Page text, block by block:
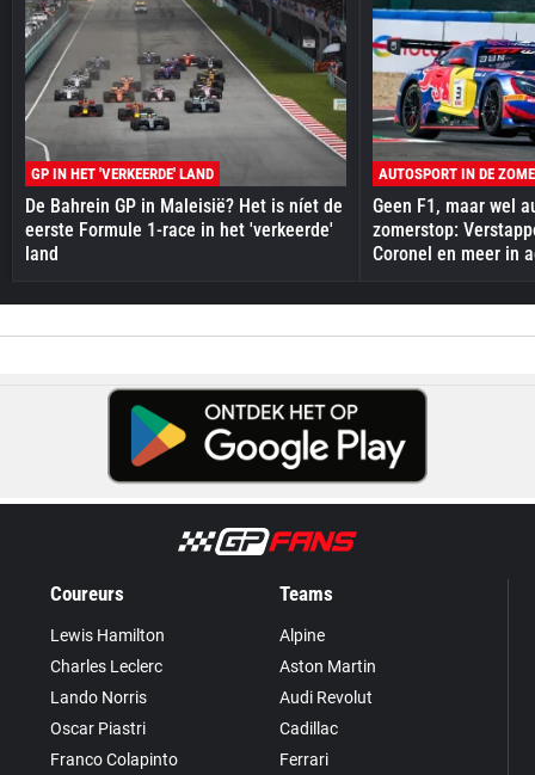
GP IN HET 'VERKEERDE' LAND
De Bahrein GP in Maleisië? Het is níet de
eerste Formule 1-race in het 'verkeerde'
land
AUTOSPORT IN DE
Geen F1, maar wel
zomerstop:
Coronel en meer in
Coureurs
Lewis Hamilton
Charles Leclerc
Lando Norris
Oscar Piastri
Franco Colapinto
Teams
Alpine
Aston Martin
Audi Revolut
Cadillac
Ferrari